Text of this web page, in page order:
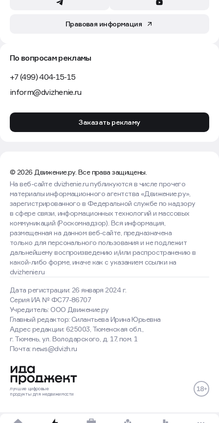
Правовая информация
По вопросам рекламы
+7 (499) 404-15-15
inform@dvizhenie.ru
Заказать рекламу
© 2026 Движение.ру. Все права защищены.
Дата регистрации: 26 января 2024 г.
Серия ИА № ФС77-86707
Учредитель: ООО Движение.ру
Главный редактор: Силантьева Ирина Юрьевна
Адрес редакции: 625003, Тюменская обл.,
г. Тюмень, ул. Володарского, д. 17, пом. 1
Почта: news@dvizh.ru
На веб-сайте dvizhenie.ru публикуются в числе прочего
материалы информационного агентства «Движение.ру»,
зарегистрированного в Федеральной службе по надзору
в сфере связи, информационных технологий и массовых
коммуникаций (Роскомнадзор). Вся информация,
размещенная на данном веб-сайте, предназначена
только для персонального пользования и не подлежит
дальнейшему воспроизведению и/или распространению в
какой-либо форме, иначе как с указанием ссылки на
dvizhenie.ru
лучшие цифровые
продукты для недвижимости
Оставаясь на сайте, вы
соглашаетесь с использованием